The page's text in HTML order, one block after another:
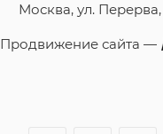
Москва, ул. Перерва,
Продвижение сайта —